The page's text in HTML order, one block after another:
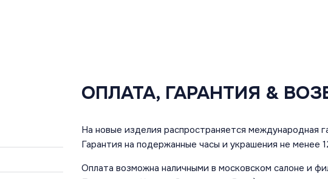
ОПЛАТА, ГАРАНТИЯ &
На новые изделия распространяется международная
Гарантия на подержанные часы и украшения не менее
Оплата возможна наличными в московском салоне и